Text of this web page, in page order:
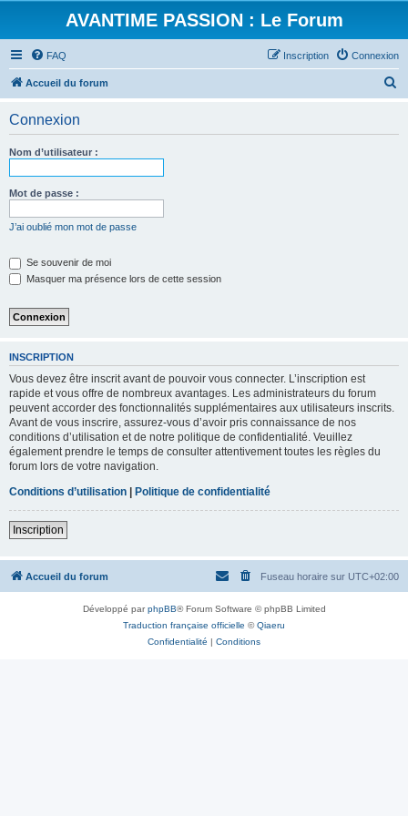
AVANTIME PASSION : Le Forum
FAQ Connexion
Inscription
Accueil du forum
Connexion
Nom d’utilisateur :
Mot de passe :
J’ai oublié mon mot de passe
Se souvenir de moi
Masquer ma présence lors de cette session
INSCRIPTION
Vous devez être inscrit avant de pouvoir vous connecter. L’inscription est
rapide et vous offre de nombreux avantages. Les administrateurs du forum
peuvent accorder des fonctionnalités supplémentaires aux utilisateurs inscrits.
Avant de vous inscrire, assurez-vous d’avoir pris connaissance de nos
conditions d’utilisation et de notre politique de confidentialité. Veuillez
également prendre le temps de consulter attentivement toutes les règles du
forum lors de votre navigation.
Conditions d’utilisation | Politique de confidentialité
Inscription
Accueil du forum Fuseau horaire sur UTC+02:00
Développé parphpBB® Forum Software © phpBB Limited
Traduction française officielle ©Qiaeru
Confidentialité | Conditions